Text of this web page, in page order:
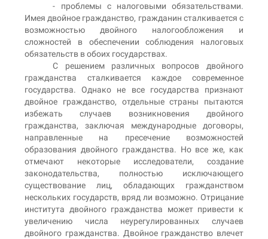
- проблемы с налоговыми обязательствами.
Имея двойное гражданство, гражданин сталкивается с
возможностью двойного налогообложения и
сложностей в обеспечении соблюдения налоговых
обязательств в обоих государствах.
С решением различных вопросов двойного
гражданства сталкивается каждое современное
государства. Однако не все государства признают
двойное гражданство, отдельные страны пытаются
избежать случаев возникновения двойного
гражданства, заключая международные договоры,
направленные на пресечение возможностей
образования двойного гражданства. Но все же, как
отмечают некоторые исследователи, создание
законодательства, полностью исключающего
существование лиц, обладающих гражданством
нескольких государств, вряд ли возможно. Отрицание
института двойного гражданства может привести к
увеличению числа неурегулированных случаев
двойного гражданства. Двойное гражданство влечет